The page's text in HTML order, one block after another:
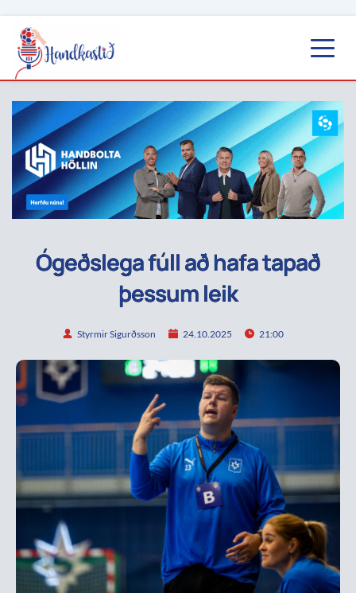
Ógeðslega fúll að hafa tapað
þessum leik
Styrmir Sigurðsson 24.10.2025 21:00